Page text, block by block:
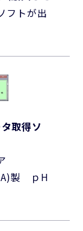
フトが出
取得ソ
製 ｐH